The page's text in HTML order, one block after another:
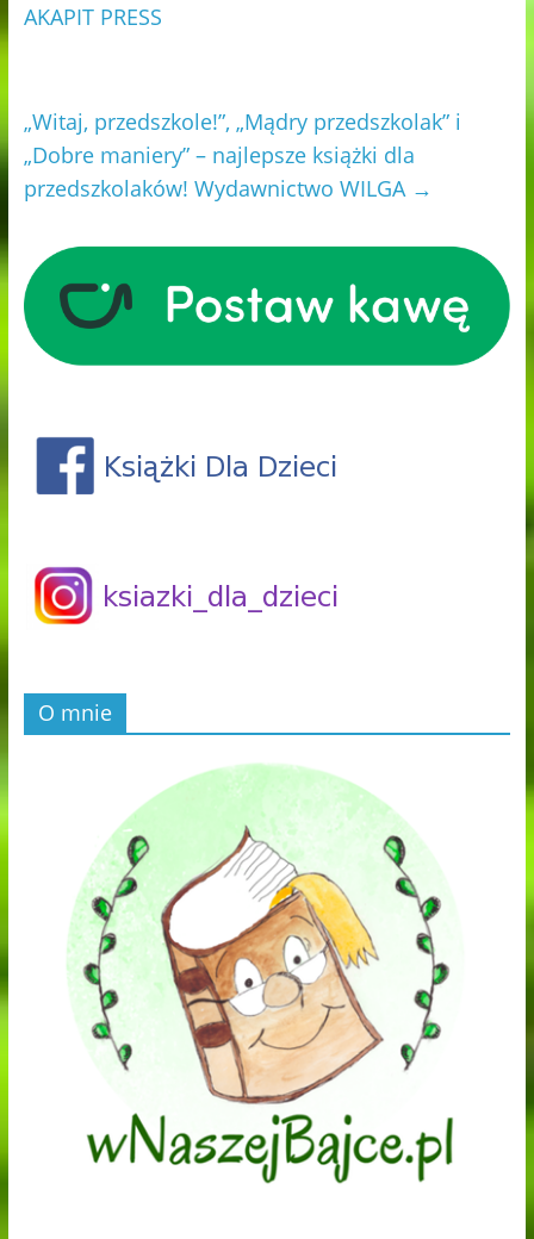
AKAPIT PRESS
„Witaj, przedszkole!”, „Mądry przedszkolak” i
„Dobre maniery” – najlepsze książki dla
przedszkolaków! Wydawnictwo WILGA →
O mnie